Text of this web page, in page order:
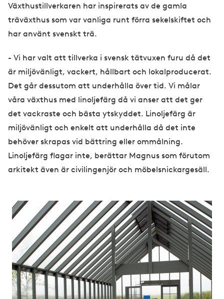
Växthustillverkaren har inspirerats av de gamla
träväxthus som var vanliga runt förra sekelskiftet och
har använt svenskt trä.
​- Vi har valt att tillverka i svensk tätvuxen furu då det
är miljövänligt, vackert, hållbart och lokalproducerat.
Det går dessutom att underhålla över tid. Vi målar
våra växthus med linoljefärg då vi anser att det ger
det vackraste och bästa ytskyddet. Linoljefärg är
miljövänligt och enkelt att underhålla då det inte
behöver skrapas vid bättring eller ommålning.
Linoljefärg flagar inte, berättar Magnus som förutom
arkitekt även är civilingenjör och möbelsnickargesäll.